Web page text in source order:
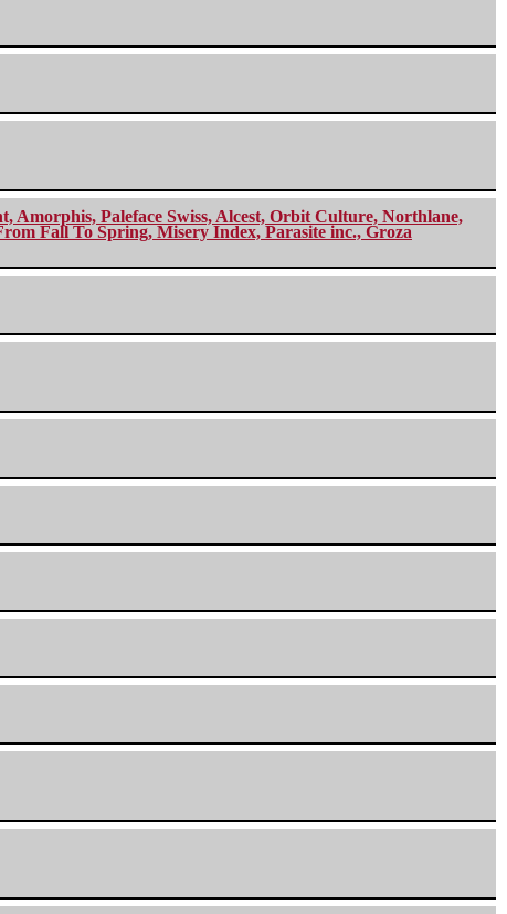
Amorphis, Paleface Swiss, Alcest, Orbit Culture, Northlane,
Fall To Spring, Misery Index, Parasite inc., Groza